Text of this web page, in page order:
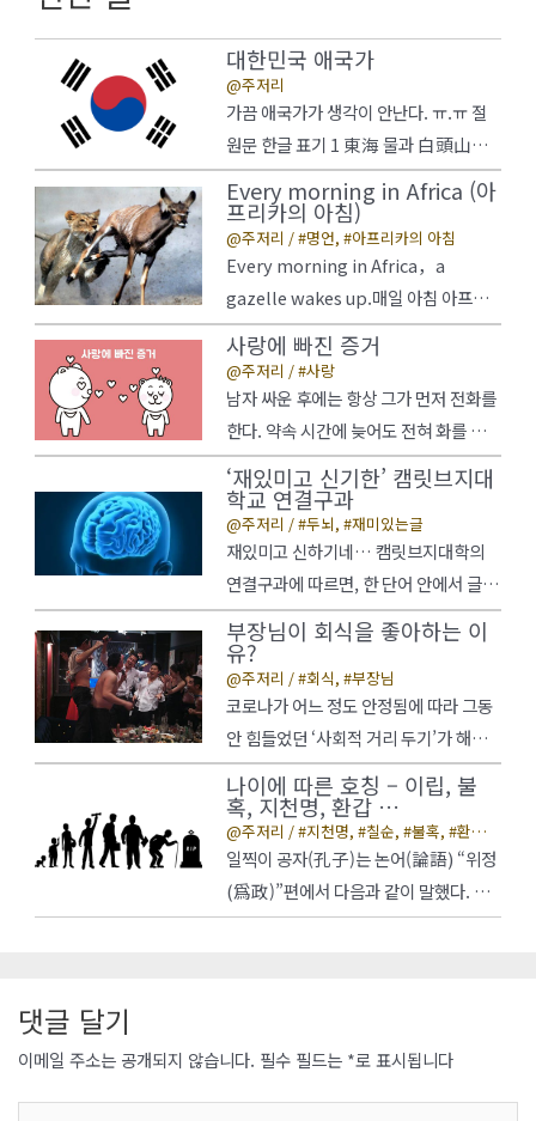
대한민국 애국가
주저리
가끔 애국가가 생각이 안난다. ㅠ.ㅠ 절
원문 한글 표기 1 東海 물과 白頭山이
마르고 닳도록하느님이 保佑하사우리
나라 萬歲 동해 물과 백두산이마르고 닳
도록하느님이 보우하사우리나라 만세 2
南山 위에 저 소나무鐵甲을 두른 듯바
람서리 不變함은우리 氣像일세 남산 위
에 저 소나무철갑을 두른 듯바람서리 불
변함은우리 기상일세 3 가을 하늘 空豁
한데높고 구름 없이밝은 달은 우리 가슴
一片丹心일세 가을 하늘 공활한데높고
구름 없이밝은 달은 우리 … 대한민국 애
국가 더 보기…
Every morning in Africa (아
프리카의 아침)
주저리 / 명언, 아프리카의 아침
Every morning in Africa，a
gazelle wakes up.매일 아침 아프리
카에선 가젤이 잠에서 깨어난다. It
knows that it must run faster
than the fastest lion or it will be
killed.가젤은 가장 빠른 사자 보다 더
빨리 달리지 않으면 먹이가 된다는걸 안
다. Every morning a lion also
wakes up.아침마다 사자도 잠에서 깨
어난다. It knows that it must
outrun … Every morning in
Africa…
사랑에 빠진 증거
주저리 / 사랑
남자 싸운 후에는 항상 그가 먼저 전화를
한다. 약속 시간에 늦어도 전혀 화를 내
지 않는다. 평소에는 말이 없는 사람이라
던데, 3시간 이상 전화로 수다를 떤다. 그
의 가장 친한 친구에게 당신을 소개한다.
당신에게 반지나 목걸이 등을 사주려고
한다. 대화를 할 때 당신의 얼굴에서 눈
을 떼지 못한다. 가장 심각하게 생각하는
고민을 말하며 당신 앞에서 운다. 당신의
얼굴을 만지고 … 사랑에 빠진 증거
더…
‘재있미고 신기한’ 캠릿브지대
학교 연결구과
주저리 / 두뇌, 재미있는글
재있미고 신하기네… 캠릿브지대학의
연결구과에 따르면, 한 단어 안에서 글자
가 어떤 순서로 배되열어 있는가 하것는
은 중하요지 않고, 첫째번와 마지막 글자
가 올바른 위치에 있것는이 중하요다고
한다. 나머지 글들자은 완전히 엉진망창
의 순서로 되어 있지을라도 당신은 아무
문없제이 이것을 읽을 수 있다. 왜냐하면
인간의 두뇌는 모든 글자를 하나하나 읽
것는이 아니라 단어 하나를 전체로 인하
식기 때이문다 ... 이제 다 읽으셨습니까?
… ‘재있미고 신기한’ 캠릿브지대학교
부장님이 회식을 좋아하는 이
유?
주저리 / 회식, 부장님
코로나가 어느 정도 안정됨에 따라 그동
안 힘들었던 ‘사회적 거리 두기’가 해제
되고 되고 ‘With 코로나’ 시대에 접어들
었다. 그에 따라 자연스럽게 다시 회식
자리가 늘었고 퇴근 시간이 늦어진다. 사
회 초년생들은 대부분 회식을 선호하지
않는다. 그러면서 “문득, 부장님들은 왜
있는데, 친구를 만나러 … 부장님이 회식
나이에 따른 호칭 – 이립, 불
혹, 지천명, 환갑 …
주저리 / 지천명, 칠순, 불혹, 환갑
나이에 따른 호칭
일찍이 공자(孔子)는 논어(論語) “위정
(爲政)”편에서 다음과 같이 말했다. 나
는 열다섯에 학문에 뜻을 두었고, 서른
바를 따랐지만 법도에 넘지 않았다. 공자
댓글 달기
이메일 주소는 공개되지 않습니다. 필수 필드는 *로 표시됩니다